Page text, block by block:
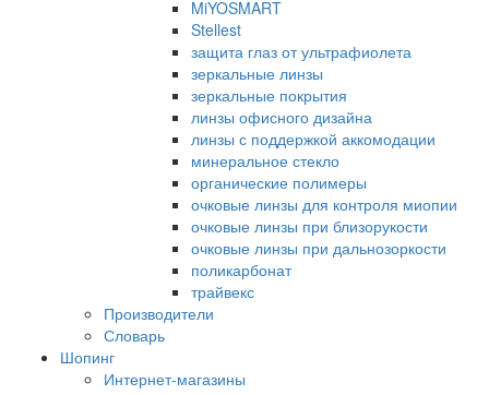
MiYOSMART
Stellest
защита глаз от ультрафиолета
зеркальные линзы
зеркальные покрытия
линзы офисного дизайна
линзы с поддержкой аккомодации
минеральное стекло
органические полимеры
очковые линзы для контроля миопии
очковые линзы при близорукости
очковые линзы при дальнозоркости
поликарбонат
трайвекс
Производители
Словарь
Шопинг
Интернет-магазины